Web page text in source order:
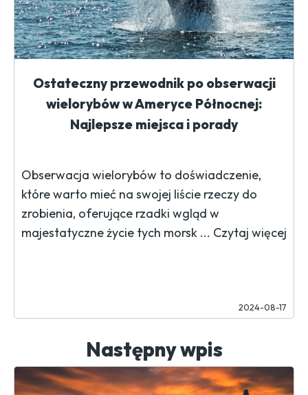
Ostateczny przewodnik po obserwacji
wielorybów w Ameryce Północnej:
Najlepsze miejsca i porady
Obserwacja wielorybów to doświadczenie,
które warto mieć na swojej liście rzeczy do
zrobienia, oferujące rzadki wgląd w
majestatyczne życie tych morsk ... Czytaj więcej
2024-08-17
Następny wpis